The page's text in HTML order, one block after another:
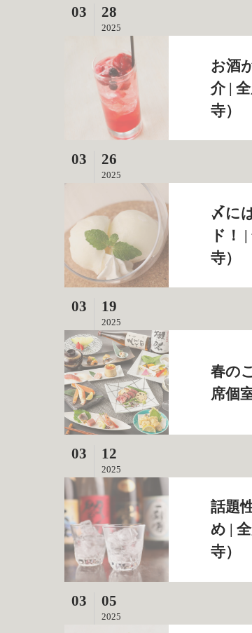
03 28
2025
お酒
介 |
寺）
03 26
2025
〆に
ド！
寺）
03 19
2025
春の
席個
03 12
2025
話題
め |
寺）
03 05
2025